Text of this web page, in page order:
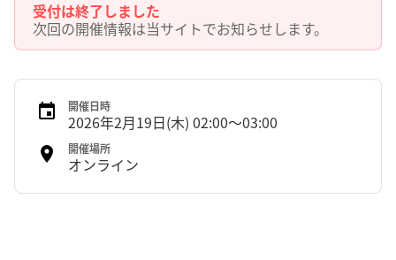
受付は終了しました
次回の開催情報は当サイトでお知らせします。
開催日時
2026年2月19日(木) 02:00〜03:00
開催場所
オンライン